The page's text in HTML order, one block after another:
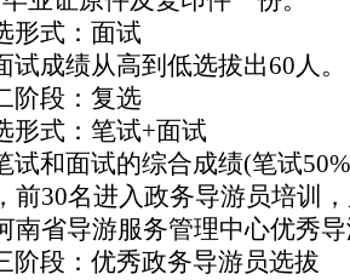
形式：面试
成绩从高到低选拔出60人。
阶段：复选
形式：笔试+面试
和面试的综合成绩(笔试
前30名进入政务导游员培训
南省导游服务管理中心优秀
段：优秀政务导游员选拔